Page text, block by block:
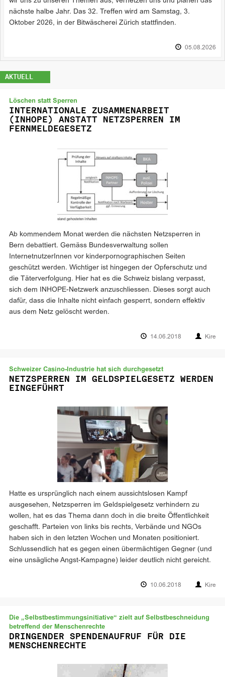
nächste halbe Jahr. Das 32. Treffen wird am Samstag, 3.
Oktober 2026, in der Bitwäscherei Zürich stattfinden.
05.08.2026
AKTUELL
Löschen statt Sperren
INTERNATIONALE ZUSAMMENARBEIT
(INHOPE) ANSTATT NETZSPERREN IM
FERNMELDEGESETZ
Ab kommendem Monat werden die nächsten Netzsperren in
Bern debattiert. Gemäss Bundesverwaltung sollen
InternetnutzerInnen vor kinderpornographischen Seiten
geschützt werden. Wichtiger ist hingegen der Opferschutz und
die Täterverfolgung. Hier hat es die Schweiz bislang verpasst,
sich dem INHOPE-Netzwerk anzuschliessen. Dieses sorgt auch
dafür, dass die Inhalte nicht einfach gesperrt, sondern effektiv
aus dem Netz gelöscht werden.
14.06.2018 Kire
Schweizer Casino-Industrie hat sich durchgesetzt
NETZSPERREN IM GELDSPIELGESETZ WERDEN
EINGEFÜHRT
Hatte es ursprünglich nach einem aussichtslosen Kampf
ausgesehen, Netzsperren im Geldspielgesetz verhindern zu
wollen, hat es das Thema dann doch in die breite Öffentlichkeit
geschafft. Parteien von links bis rechts, Verbände und NGOs
haben sich in den letzten Wochen und Monaten positioniert.
Schlussendlich hat es gegen einen übermächtigen Gegner (und
eine unsägliche Angst-Kampagne) leider deutlich nicht gereicht.
10.06.2018 Kire
Die „Selbstbestimmungsinitiative“ zielt auf Selbstbeschneidung
betreffend der Menschenrechte
DRINGENDER SPENDENAUFRUF FÜR DIE
MENSCHENRECHTE